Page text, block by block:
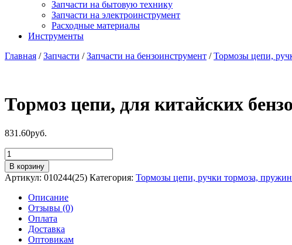
Запчасти на бытовую технику
Запчасти на электроинструмент
Расходные материалы
Инструменты
Главная /Запчасти /Запчасти на бензоинструмент /Тормозы цепи,
Тормоз цепи, для китайских
831.60руб.
Количество
товара
Тормоз
цепи,
китайских
бензопил
В корзину
Артикул: 010244(25) Категория: Тормозы цепи, ручки тормоза,
Описание
Отзывы (0)
Оплата
Доставка
Оптовикам